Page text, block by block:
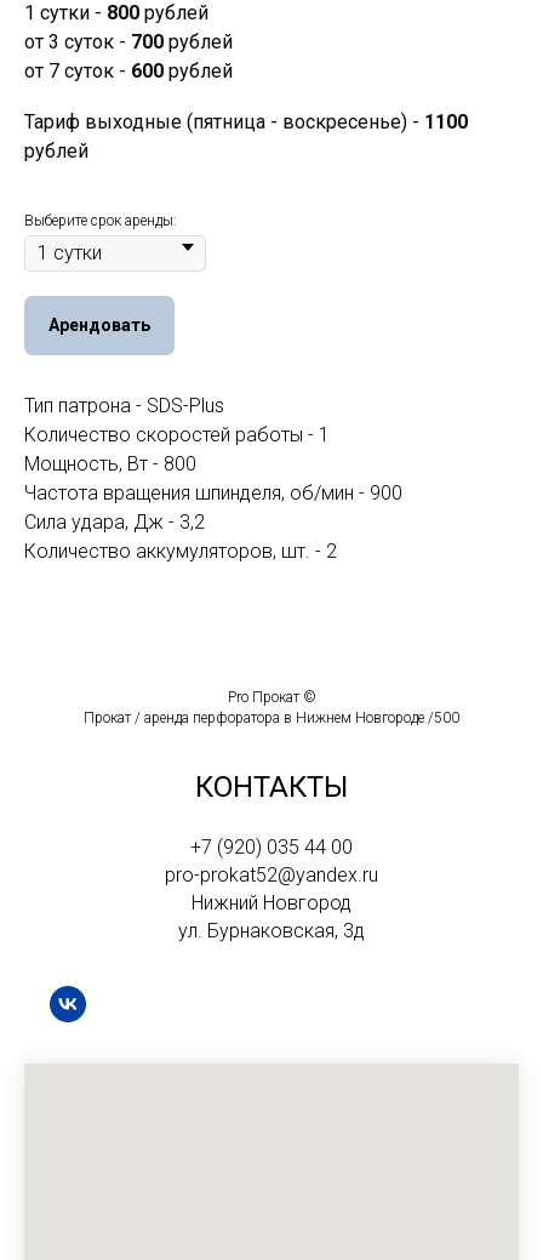
1 сутки - 800 рублей
от 3 суток - 700 рублей
от 7 суток - 600 рублей
Тариф выходные (пятница - воскресенье) - 1100
рублей
Выберите срок аренды:
Арендовать
Тип патрона - SDS-Plus
Количество скоростей работы - 1
Мощность, Вт - 800
Частота вращения шпинделя, об/мин - 900
Сила удара, Дж - 3,2
Количество аккумуляторов, шт. - 2
Pro Прокат ©
Прокат / аренда перфоратора в Нижнем Новгороде /500
КОНТАКТЫ
+7 (920) 035 44 00
pro-prokat52@yandex.ru
Нижний Новгород
ул. Бурнаковская, 3д